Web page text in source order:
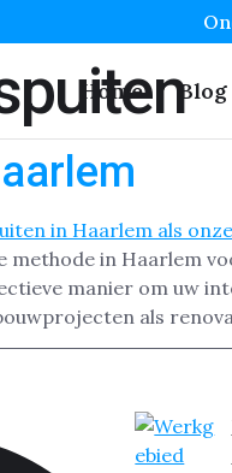
Home Blog
methode in Haarlem
manier om uw
als